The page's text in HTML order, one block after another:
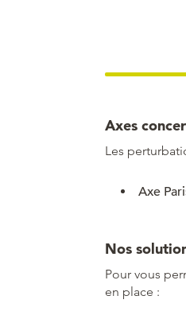
Axes
Les
Axe
Nos
Pour vous
en place :